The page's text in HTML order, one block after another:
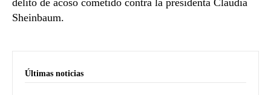
Sheinbaum.
Últimas noticias